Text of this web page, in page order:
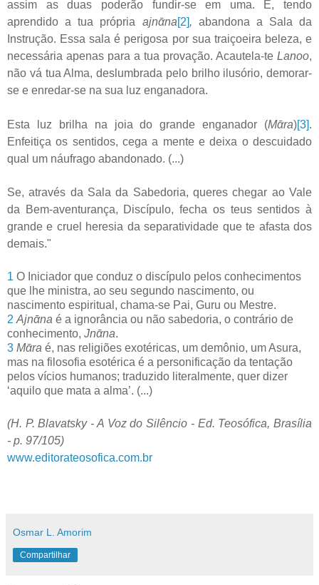
assim as duas poderão fundir-se em uma. E, tendo
aprendido a tua própria ajnᾱna[2], abandona a Sala da
Instrução. Essa sala é perigosa por sua traiçoeira beleza, e
necessária apenas para a tua provação. Acautela-te Lanoo,
não vá tua Alma, deslumbrada pelo brilho ilusório, demorar-
se e enredar-se na sua luz enganadora.
Esta luz brilha na joia do grande enganador (Mᾱra)[3].
Enfeitiça os sentidos, cega a mente e deixa o descuidado
qual um náufrago abandonado. (...)
Se, através da Sala da Sabedoria, queres chegar ao Vale
da Bem-aventurança, Discípulo, fecha os teus sentidos à
grande e cruel heresia da separatividade que te afasta dos
demais."
1 O Iniciador que conduz o discípulo pelos conhecimentos
que lhe ministra, ao seu segundo nascimento, ou
nascimento espiritual, chama-se Pai, Guru ou Mestre.
2 Ajnᾱna é a ignorância ou não sabedoria, o contrário de
conhecimento, Jnᾱna.
3 Mᾱra é, nas religiões exotéricas, um demônio, um Asura,
mas na filosofia esotérica é a personificação da tentação
pelos vícios humanos; traduzido literalmente, quer dizer
‘aquilo que mata a alma’. (...)
(H. P. Blavatsky - A Voz do Silêncio - Ed. Teosófica, Brasília
- p. 97/105)
www.editorateosofica.com.br
Osmar L. Amorim
Compartilhar